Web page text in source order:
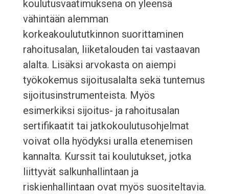
koulutusvaatimuksena on yleensä
vähintään alemman
korkeakoulututkinnon suorittaminen
rahoitusalan, liiketalouden tai vastaavan
alalta. Lisäksi arvokasta on aiempi
työkokemus sijoitusalalta sekä tuntemus
sijoitusinstrumenteista. Myös
esimerkiksi sijoitus- ja rahoitusalan
sertifikaatit tai jatkokoulutusohjelmat
voivat olla hyödyksi uralla etenemisen
kannalta. Kurssit tai koulutukset, jotka
liittyvät salkunhallintaan ja
riskienhallintaan ovat myös suositeltavia.